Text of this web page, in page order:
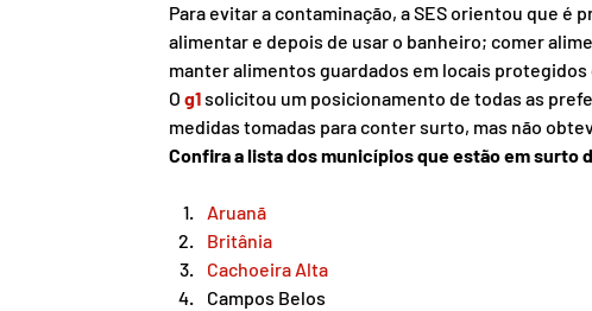
Para evitar a contaminação, a SES orientou que é
alimentar e depois de usar o banheiro; comer
manter alimentos guardados em locais
O g1 solicitou um posicionamento de todas as
medidas tomadas para conter surto, mas não
Confira a lista dos municípios que estão em surto
Aruanã
Britânia
Cachoeira Alta
Campos Belos